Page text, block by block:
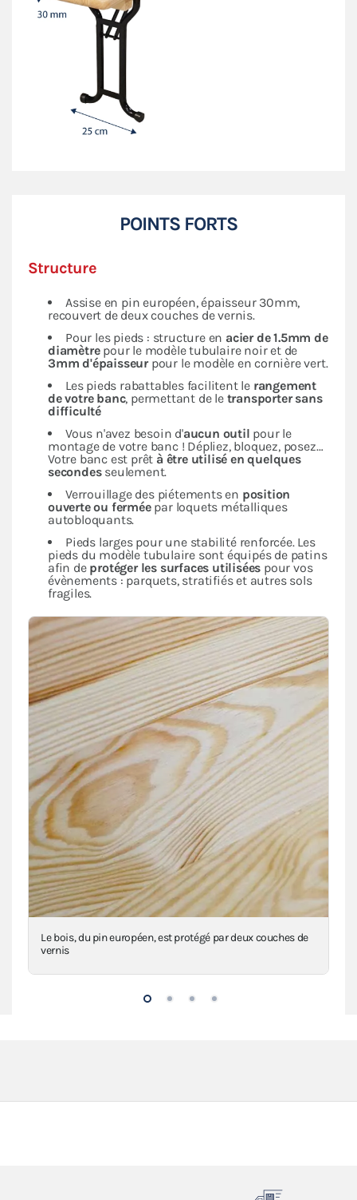
POINTS FORTS
Structure
Assise en pin européen, épaisseur 30mm,
recouvert de deux couches de vernis.
Pour les pieds : structure en acier de 1.5mm de
diamètrepour le modèle tubulaire noir et de
3mm d'épaisseurpour le modèle en cornière vert.
Les pieds rabattables facilitent le rangement
de votre banc, permettant de letransporter sans
difficulté
Vous n'avez besoin d'aucun outil pour le
montage de votre banc ! Dépliez, bloquez, posez…
Votre banc est prêt à être utilisé en quelques
secondesseulement.
Verrouillage des piétements en position
ouverte ou ferméepar loquets métalliques
autobloquants.
Pieds larges pour une stabilité renforcée. Les
pieds du modèle tubulaire sont équipés de patins
afin de protéger les surfaces utilisées pour vos
évènements : parquets, stratifiés et autres sols
fragiles.
Le bois, du pin européen, est protégé par deux couches de
vernis